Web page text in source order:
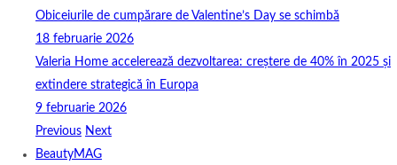
Obiceiurile de cumpărare de Valentine’s Day se schimbă
18 februarie 2026
Valeria Home accelerează dezvoltarea: creștere de 40% în 2025 și
extindere strategică în Europa
9 februarie 2026
Previous Next
BeautyMAG